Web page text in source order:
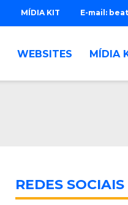
E-mail:
MÍDIA KIT
WEBSITES MÍDIA
REDES SOCIAIS